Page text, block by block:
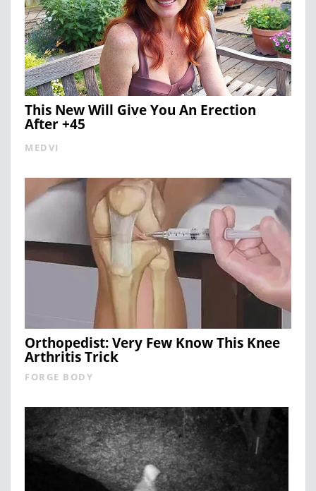
This New Will Give You An Erection
After +45
MEDVI
Orthopedist: Very Few Know This Knee
Arthritis Trick
FORGE BODY